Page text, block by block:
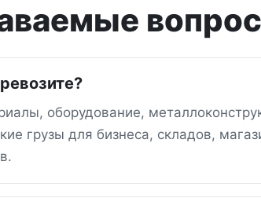
оборудование,
грузы для бизнеса, складов,